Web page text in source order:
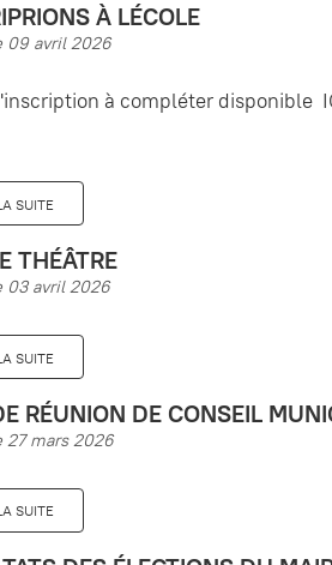
À LÉCOLE
09 avril 2026
à compléter disponible
SUITE
THÉÂTRE
03 avril 2026
SUITE
RÉUNION DE CONSEIL
27 mars 2026
SUITE